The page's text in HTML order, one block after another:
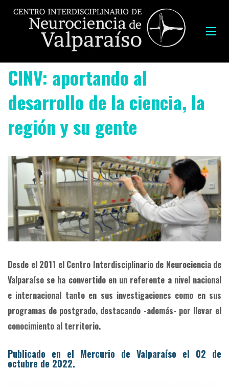
CINV: aportando al
desarrollo de la ciencia, la
región y su gente
Desde el 2011 el Centro Interdisciplinario de Neurociencia de
Valparaíso se ha convertido en un referente a nivel nacional
e internacional tanto en sus investigaciones como en sus
programas de postgrado, destacando -además- por llevar el
conocimiento al territorio.
Publicado en el Mercurio de Valparaíso el 02 de
octubre de 2022.